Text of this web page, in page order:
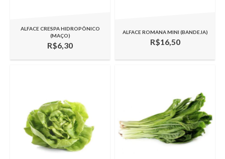
ALFACE CRESPA HIDROPÔNICO
(MAÇO)
R$6,30
ALFACE ROMANA MINI (BANDEJA)
R$16,50